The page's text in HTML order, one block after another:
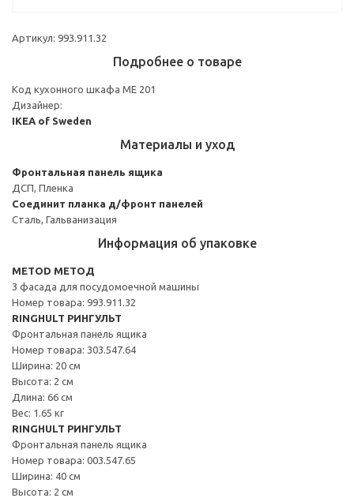
Артикул: 993.911.32
Подробнее о товаре
Код кухонного шкафа ME 201
Дизайнер:
IKEA of Sweden
Материалы и уход
Фронтальная панель ящика
ДСП, Пленка
Соединит планка д/фронт панелей
Сталь, Гальванизация
Информация об упаковке
METOD МЕТОД
3 фасада для посудомоечной машины
Номер товара: 993.911.32
RINGHULT РИНГУЛЬТ
Фронтальная панель ящика
Номер товара: 303.547.64
Ширина: 20 см
Высота: 2 см
Длина: 66 см
Вес: 1.65 кг
RINGHULT РИНГУЛЬТ
Фронтальная панель ящика
Номер товара: 003.547.65
Ширина: 40 см
Высота: 2 см